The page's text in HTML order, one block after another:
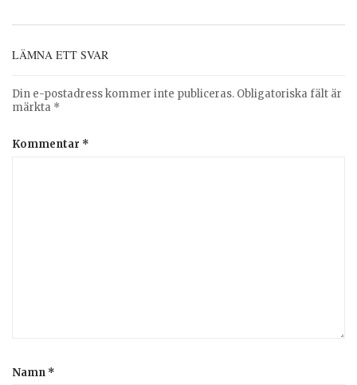
LÄMNA ETT SVAR
Din e-postadress kommer inte publiceras. Obligatoriska fält är
märkta *
Kommentar *
Namn *